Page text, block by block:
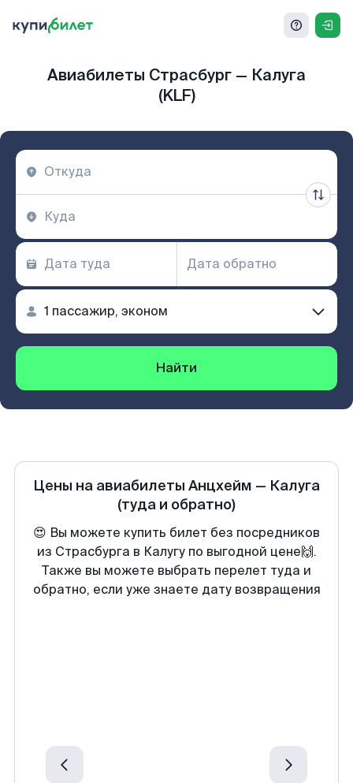
Авиабилеты Страсбург — Калуга
(KLF)
Найти
Цены на авиабилеты Анцхейм — Калуга
(туда и обратно)
😍 Вы можете купить билет без посредников
из Страсбурга в Калугу по выгодной цене🙌.
Также вы можете выбрать перелет туда и
обратно, если уже знаете дату возвращения